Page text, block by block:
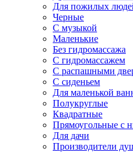
Для пожилых
Черные
С музыкой
Маленькие
Без гидромассажа
С гидромассажем
С распашными
С сиденьем
Для маленькой
Полукруглые
Квадратные
Прямоугольные с
Для дачи
Производители